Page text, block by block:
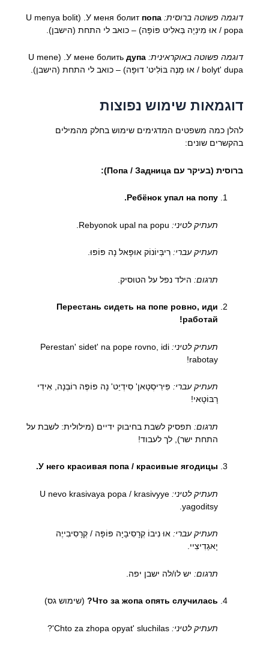
דוגמה פשוטה ברוסית: попа
. (U menya bolit
popa / אוּ מִינְיָה בַּאלִיט פּוֹפָּה) – כואב לי התחת (הישבן).
דוגמה פשוטה באוקראינית:У мене болить
дупа
. (U mene
bolyt' dupa / אוּ מֶנֶה בּוֹלִיט' דוּפָּה) – כואב לי התחת (הישבן).
דוגמאות שימוש נפוצות
להלן כמה משפטים המדגימים שימוש בחלק מהמילים
בהקשרים שונים:
ברוסית (בעיקר עם Попа / Задница):
Ребёнок упал на попу.
תעתיק לטיני:
תעתיק עברי:רִיבְּיוֹנוֹק אוּפָּאל נָה פּוֹפּוּ.
תרגום: הילד נפל על הטוסיק.
Перестань сидеть на попе ровно, иди
работай!
תעתיק לטיני: Perestan' sidet' na pope rovno, idi
rabotay!
תעתיק עברי:פִּירִיסְטָאן' סִידְיֵט' נָה פּוֹפֶּה רוֹבְנָה, אִידִי
רָבּוֹטָאי!
תרגום: תפסיק לשבת בחיבוק ידיים (מילולית: לשבת על
התחת ישר), לך לעבוד!
У него красивая попа / красивые ягодицы.
תעתיק לטיני: U nevo krasivaya popa / krasivyye
yagoditsy.
תעתיק עברי:אוּ נִיבוֹ קְרָסִיבָיָה פּוֹפָּה / קְרָסִיבִייֶה
יָאגַדִיצִיי.
תרגום: יש לו/לה ישבן יפה.
Что за жопа опять случилась? (שימוש גס)
תעתיק לטיני: